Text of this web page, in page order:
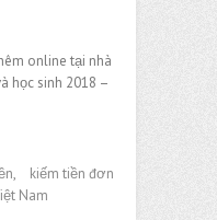
online tại nhà
học sinh 2018 –
,
kiếm tiền đơn
Nam